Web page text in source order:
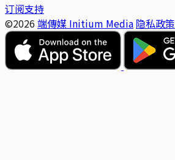
订阅支持
©2026 端傳媒 Initium Media 隐私政策